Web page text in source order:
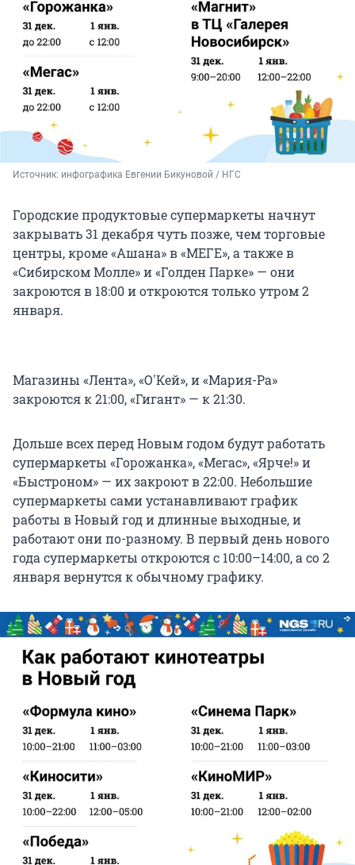
Источник: инфографика Евгении Бикуновой / НГС
Городские продуктовые супермаркеты начнут
закрывать 31 декабря чуть позже, чем торговые
центры, кроме «Ашана» в «МЕГЕ», а также в
«Сибирском Молле» и «Голден Парке» — они
закроются в 18:00 и откроются только утром 2
января.
Магазины «Лента», «О'Кей», и «Мария-Ра»
закроются к 21:00, «Гигант» — к 21:30.
Дольше всех перед Новым годом будут работать
супермаркеты «Горожанка», «Мегас», «Ярче!» и
«Быстроном» — их закроют в 22:00. Небольшие
супермаркеты сами устанавливают график
работы в Новый год и длинные выходные, и
работают они по-разному. В первый день нового
года супермаркеты откроются с 10:00–14:00, а со 2
января вернутся к обычному графику.